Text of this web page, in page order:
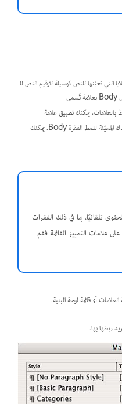
التي تعيّنها للنص كوسيلة لترقيم النص للـ
بالعلامات، يمكنك تطبيق علامة
على جميع الفقرات في مستندك المعيّنة لنمط الفقرة Body. يمكنك
تلقائيًا، بما في ذلك الفقرات
علامات التمييز القائمة فقم
أو قائمة لوحة البنية.
ربطها بها.